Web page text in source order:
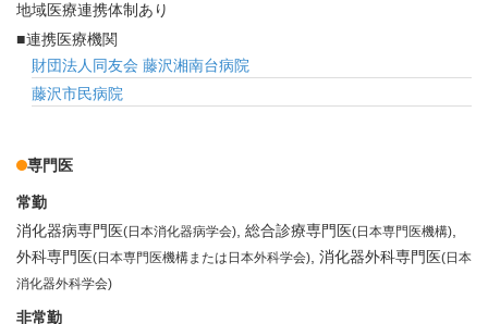
地域医療連携体制あり
連携医療機関
財団法人同友会 藤沢湘南台病院
藤沢市民病院
専門医
常勤
消化器病専門医(日本消化器病学会) 総合診療専門医(日本専門医機構)
外科専門医(日本専門医機構または日本外科学会) 消化器外科専門医(日本
消化器外科学会)
非常勤